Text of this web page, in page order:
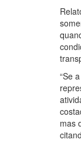
“Se
mas